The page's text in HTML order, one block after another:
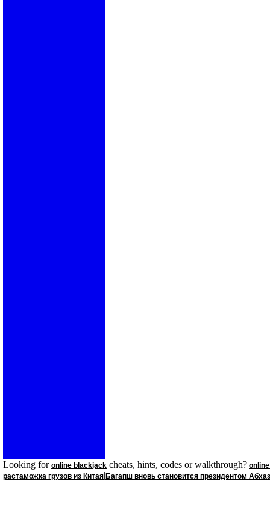
Looking for online blackjack cheats, hints, codes or walkthrough?|
растаможка грузов из Китая| Багапш вновь становится президентом